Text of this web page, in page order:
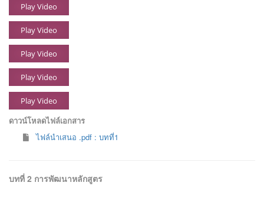
Play Video
Play Video
Play Video
Play Video
Play Video
ดาวน์โหลดไฟล์เอกสาร
ไฟล์นำเสนอ .pdf : บทที่1
บทที่ 2 การพัฒนาหลักสูตร